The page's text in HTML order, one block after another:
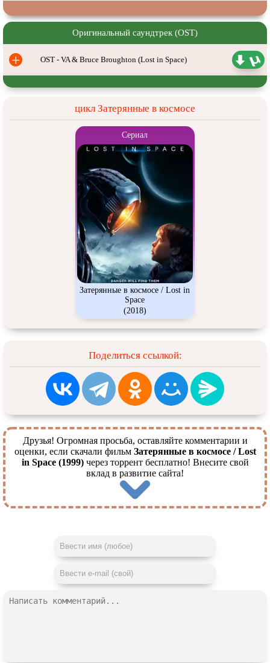
Оригинальный саундтрек (OST)
+ OST - VA & Bruce Broughton (Lost in Space)
цикл Затерянные в космосе
Сериал
Затерянные в космосе / Lost in
Space
(2018)
Поделиться ссылкой:
Друзья! Огромная просьба, оставляйте комментарии и
оценки, если скачали фильм Затерянные в космосе / Lost
in Space (1999)через торрент бесплатно! Внесите свой
вклад в развитие сайта!